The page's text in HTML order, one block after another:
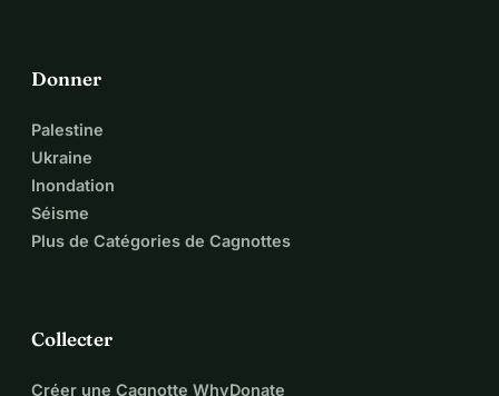
Donner
Palestine
Ukraine
Inondation
Séisme
Plus de Catégories de Cagnottes
Collecter
Créer une Cagnotte WhyDonate